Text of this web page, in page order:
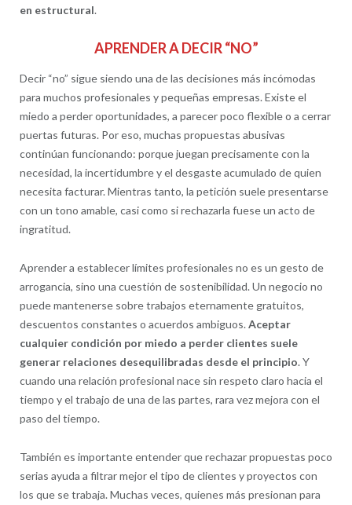
en estructural.
APRENDER A DECIR “NO”
Decir “no” sigue siendo una de las decisiones más incómodas
para muchos profesionales y pequeñas empresas. Existe el
miedo a perder oportunidades, a parecer poco flexible o a cerrar
puertas futuras. Por eso, muchas propuestas abusivas
continúan funcionando: porque juegan precisamente con la
necesidad, la incertidumbre y el desgaste acumulado de quien
necesita facturar. Mientras tanto, la petición suele presentarse
con un tono amable, casi como si rechazarla fuese un acto de
ingratitud.
Aprender a establecer límites profesionales no es un gesto de
arrogancia, sino una cuestión de sostenibilidad. Un negocio no
puede mantenerse sobre trabajos eternamente gratuitos,
descuentos constantes o acuerdos ambiguos. Aceptar
cualquier condición por miedo a perder clientes suele
generar relaciones desequilibradas desde el principio. Y
cuando una relación profesional nace sin respeto claro hacia el
tiempo y el trabajo de una de las partes, rara vez mejora con el
paso del tiempo.
También es importante entender que rechazar propuestas poco
serias ayuda a filtrar mejor el tipo de clientes y proyectos con
los que se trabaja. Muchas veces, quienes más presionan para